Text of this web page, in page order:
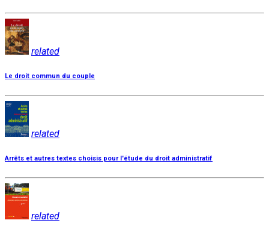
related
Le droit commun du couple
related
Arrêts et autres textes choisis pour l'étude du droit administratif
related